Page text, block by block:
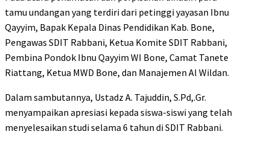
tamu undangan yang terdiri dari petinggi yayasan Ibnu
Qayyim, Bapak Kepala Dinas Pendidikan Kab. Bone,
Pengawas SDIT Rabbani, Ketua Komite SDIT Rabbani,
Pembina Pondok Ibnu Qayyim WI Bone, Camat Tanete
Riattang, Ketua MWD Bone, dan Manajemen Al Wildan.
Dalam sambutannya, Ustadz A. Tajuddin, S.Pd,.Gr.
menyampaikan apresiasi kepada siswa-siswi yang telah
menyelesaikan studi selama 6 tahun di SDIT Rabbani.